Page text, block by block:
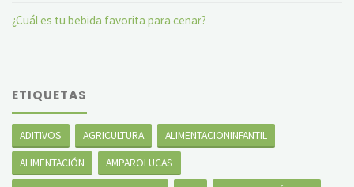
¿Cuál es tu bebida favorita para cenar?
ETIQUETAS
ADITIVOS AGRICULTURA
ALIMENTACIONINFANTIL
ALIMENTACIÓN
AMPAROLUCAS